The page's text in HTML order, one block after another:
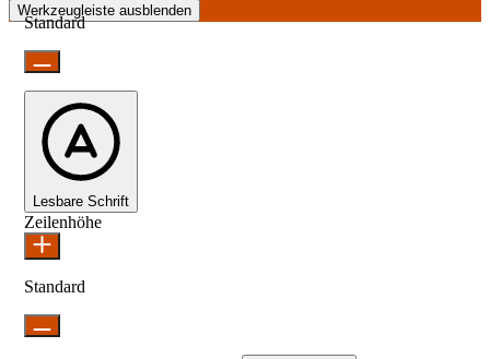
Werkzeugleiste ausblenden
Standard
Lesbare Schrift
Zeilenhöhe
Standard